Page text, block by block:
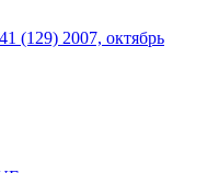
(129) 2007, октябрь